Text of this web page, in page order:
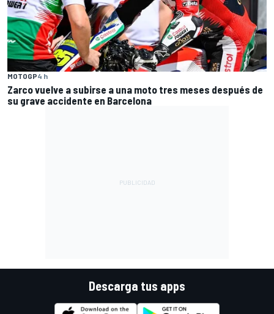
MOTOGP4 h
Zarco vuelve a subirse a una moto tres meses después de
su grave accidente en Barcelona
Descarga tus apps